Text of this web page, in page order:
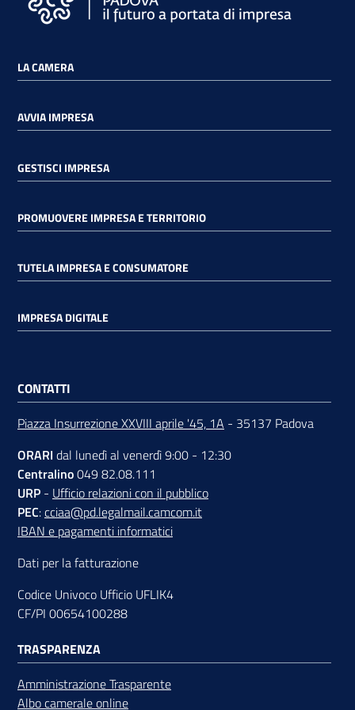
LA CAMERA
AVVIA IMPRESA
GESTISCI IMPRESA
PROMUOVERE IMPRESA E TERRITORIO
TUTELA IMPRESA E CONSUMATORE
IMPRESA DIGITALE
CONTATTI
Piazza Insurrezione XXVIII aprile '45, 1A - 35137 Padova
ORARI dal lunedì al venerdì 9:00 - 12:30
Centralino049 82.08.111
URP - Ufficio relazioni con il pubblico
PEC:cciaa@pd.legalmail.camcom.it
IBAN e pagamenti informatici
Dati per la fatturazione
Codice Univoco Ufficio UFLIK4
CF/PI 00654100288
TRASPARENZA
Amministrazione Trasparente
Albo camerale online